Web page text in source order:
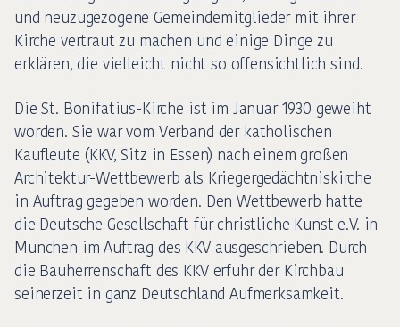
und neuzugezogene Gemeindemitglieder mit ihrer
Kirche vertraut zu machen und einige Dinge zu
erklären, die vielleicht nicht so offensichtlich sind.
Die St. Bonifatius-Kirche ist im Januar 1930 geweiht
worden. Sie war vom Verband der katholischen
Kaufleute (KKV, Sitz in Essen) nach einem großen
Architektur-Wettbewerb als Kriegergedächtniskirche
in Auftrag gegeben worden. Den Wettbewerb hatte
die Deutsche Gesellschaft für christliche Kunst e.V. in
München im Auftrag des KKV ausgeschrieben. Durch
die Bauherrenschaft des KKV erfuhr der Kirchbau
seinerzeit in ganz Deutschland Aufmerksamkeit.